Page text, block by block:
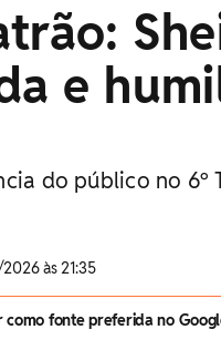
e
do público no 6º
às 21:35
como fonte preferida no